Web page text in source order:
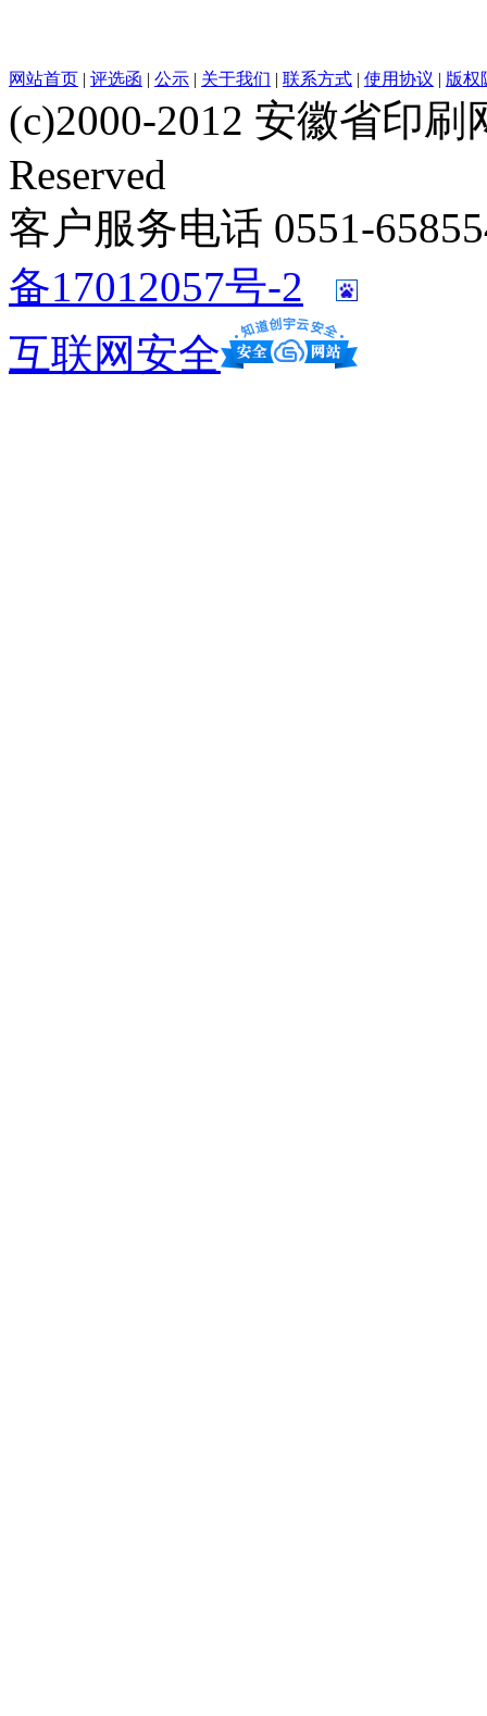
网站首页 | 评选函 | 公示 | 关于我们 | 联系方式 | 使用协议 | 版权
(c)2000-2012 安徽省印刷
Reserved
客户服务电话 0551-
备17012057号-2
互联网安全